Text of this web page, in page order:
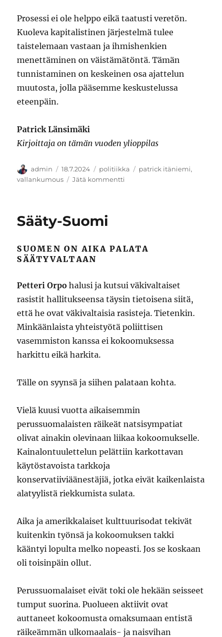
Prosessi ei ole helppo eikä taatusti veretön.
Kuoleva kapitalistinen järjestelmä tulee
taistelemaan vastaan ja ihmishenkien
menettäminen on väistämätöntä. Tämän
tunnistaminen on keskeinen osa ajattelun
muutosta, jolla pääsemme keskustelussa
eteenpäin.
Patrick Länsimäki
Kirjoittaja on tämän vuoden ylioppilas
Kirjoittaja
admin Julkaistu
18.7.2024 Kategoriat
politiikka Avainsanat
patrick itäniemi,
vallankumous
Jätä kommentti
Sääty-Suomi
SUOMEN ON AIKA PALATA
SÄÄTYVALTAAN
Petteri Orpo halusi ja kutsui väkivaltaiset
rasistit hallitukseensa täysin tietoisena siitä,
että he ovat väkivaltaisia rasisteja. Tietenkin.
Minkäänlaista yhteistyötä poliittisen
vasemmiston kanssa ei kokoomuksessa
harkittu eikä harkita.
Tälle on syynsä ja siihen palataan kohta.
Vielä kuusi vuotta aikaisemmin
perussuomalaisten räikeät natsisympatiat
olivat ainakin olevinaan liikaa kokoomukselle.
Kainalontuulettelun pelättiin karkottavan
käytöstavoista tarkkoja
konservatiiviäänestäjiä, jotka eivät kaikenlaista
alatyylistä riekkumista sulata.
Aika ja amerikkalaiset kulttuurisodat tekivät
kuitenkin työnsä ja kokoomuksen takki
kääntyi lopulta melko nopeasti. Jos se koskaan
oli toisinpäin ollut.
Perussuomalaiset eivät toki ole hekään seisseet
tumput suorina. Puolueen aktiivit ovat
auttaneet kokoomusta omaksumaan entistä
räikeämmän ulkomaalais- ja naisvihan